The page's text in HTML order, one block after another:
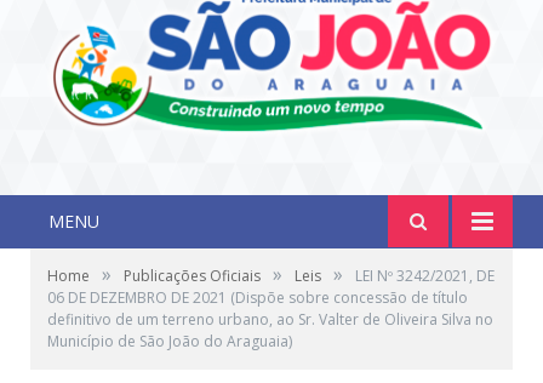
MENU
Home » Publicações Oficiais » Leis »
LEI Nº 3242/2021, DE
06 DE DEZEMBRO DE 2021 (Dispõe sobre concessão de título
definitivo de um terreno urbano, ao Sr. Valter de Oliveira Silva no
Município de São João do Araguaia)